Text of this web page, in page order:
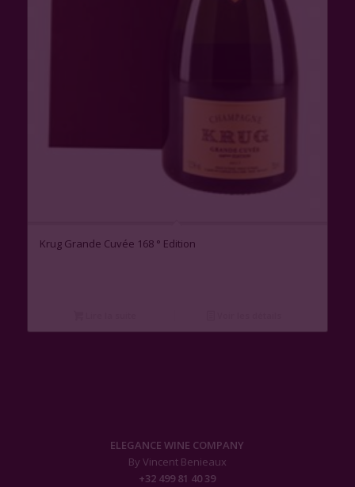
Krug Grande Cuvée 168 ° Edition
ELEGANCE WINE COMPANY
By Vincent Benieaux
+32 499 81 40 39